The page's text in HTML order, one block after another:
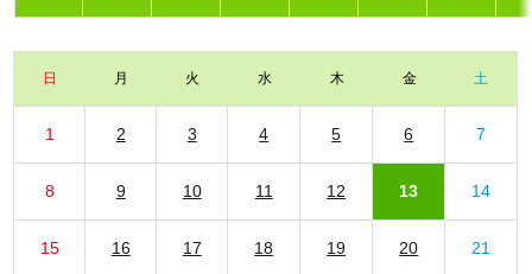
日 月 火 水 木 金 土
1 2 3 4 5 6 7
8 9 10 11 12 13 14
15 16 17 18 19 20 21